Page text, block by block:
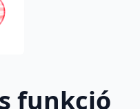
funkció